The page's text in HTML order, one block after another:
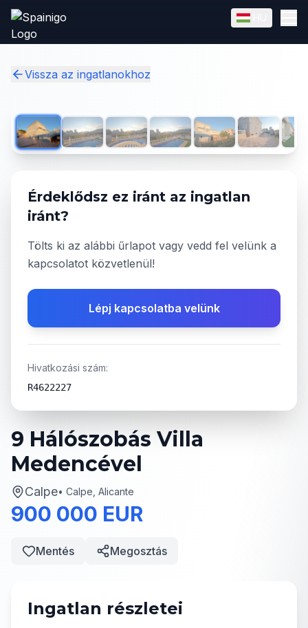
Skip to main content
Vissza az ingatlanokhoz
9 Hálószobás Villa
Medencével
Calpe• Calpe, Alicante
900 000 EUR
Mentés Megosztás
Ingatlan részletei
Érdeklődsz ez iránt az ingatlan
iránt?
Tölts ki az alábbi űrlapot vagy vedd fel velünk a
kapcsolatot közvetlenül!
Lépj kapcsolatba velünk
Hivatkozási szám:
R4622227